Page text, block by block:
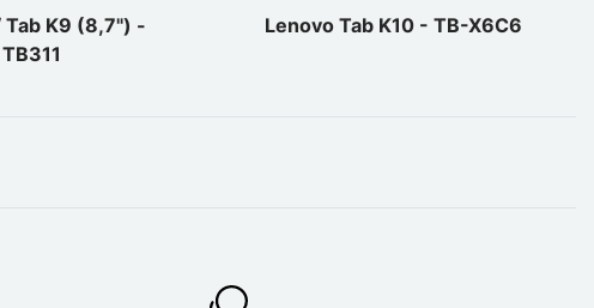
Tab K9 (8,7") -
Lenovo Tab K10 - TB-X6C6